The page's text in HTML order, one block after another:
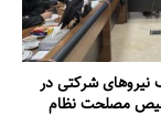
نیروهای شرکتی در
مصلحت نظام